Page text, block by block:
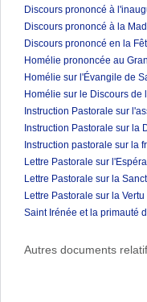
Discours prononcé à
Discours prononcé à la
Discours prononcé en la
Homélie prononcée au
Homélie sur l'Évangile de
Homélie sur le Discours
Instruction Pastorale sur
Instruction Pastorale sur la
Instruction pastorale sur la
Lettre Pastorale sur
Lettre Pastorale sur la
Lettre Pastorale sur la Vertu
Saint Irénée et la primauté
Autres documents